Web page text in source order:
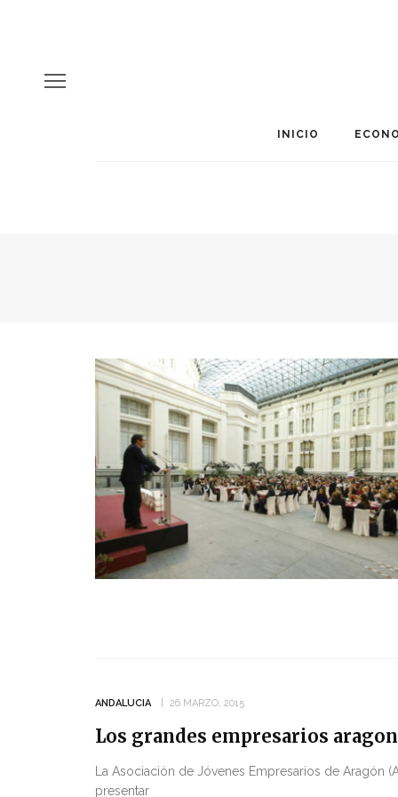
INICIO
ANDALUCIA 26 MARZO, 2015
Los grandes empresarios
La Asociación de Jóvenes Empresarios de Aragón
presentar